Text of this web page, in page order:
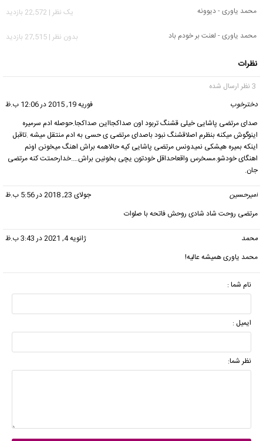
محمد یاوری - دیوونه
يک نظر | 22,572 بازدید
محمد یاوری - لعنت بر خودم باد
بدون نظر | 27,515 بازدید
نظرات
3 نظر ارسال شده
دخترخوب
فوریه 19, 2015 در 12:06 ب.ظ
صدای مرتضی پاشایی خیلی قشنگ تربود اون صداکجااین صداکجا.حوصله ادم سرمیره
اینوگوش میکنه بنظرم اصلاقشنگ نبود باصدای مرتضی ی حسی به ادم منتقل میشه .تاقبل
اینکه بمیره هیشکی نمیدونس مرتضی پاشایی کیه حالاهمه براش اهنگ میخونن اونم
اهنگای خودشو.مسخرس واقعاحداقل خودتون یچی بخونین براش….خدارحمتت کنه مرتضی
جان.
امیرحسین
جولای 23, 2018 در 5:56 ب.ظ
مرتضی روحت شاد شادی روحش فاتحه با صلوات
محمد
ژانویه 4, 2021 در 3:43 ب.ظ
محمد یاوری همیشه عالیه!
نام شما :
ایمیل :
نظر شما: